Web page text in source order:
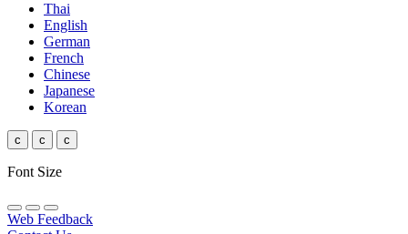
Thai
English
German
French
Chinese
Japanese
Korean
c c c
Font Size
Web Feedback